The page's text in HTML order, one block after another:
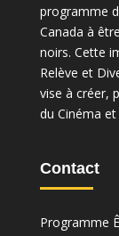
programme
Canada à
noirs. Cette
Relève et
vise à créer,
du Cinéma
Contact
Programme